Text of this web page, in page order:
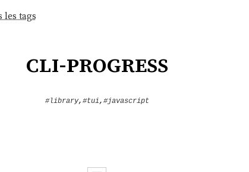
les tags
cli-progress
#library, #tui, #javascript